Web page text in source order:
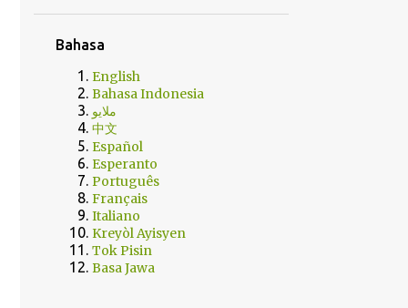
Bahasa
English
Bahasa Indonesia
ملايو
中文
Español
Esperanto
Português
Français
Italiano
Kreyòl Ayisyen
Tok Pisin
Basa Jawa